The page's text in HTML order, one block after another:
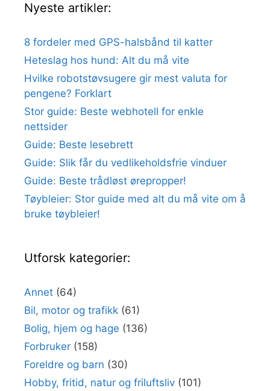
Nyeste artikler:
8 fordeler med GPS-halsbånd til katter
Heteslag hos hund: Alt du må vite
Hvilke robotstøvsugere gir mest valuta for
pengene? Forklart
Stor guide: Beste webhotell for enkle
nettsider
Guide: Beste lesebrett
Guide: Slik får du vedlikeholdsfrie vinduer
Guide: Beste trådløst ørepropper!
Tøybleier: Stor guide med alt du må vite om å
bruke tøybleier!
Utforsk kategorier:
Annet (64)
Bil, motor og trafikk (61)
Bolig, hjem og hage (136)
Forbruker (158)
Foreldre og barn (30)
Hobby, fritid, natur og friluftsliv (101)